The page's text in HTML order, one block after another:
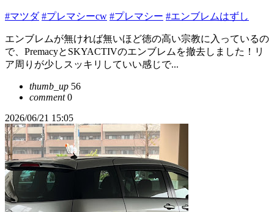
#マツダ #プレマシーcw #プレマシー #エンブレムはずし
エンブレムが無ければ無いほど徳の高い宗教に入っているの
で、PremacyとSKYACTIVのエンブレムを撤去しました！リ
ア周りが少しスッキリしていい感じで...
thumb_up 56
comment0
2026/06/21 15:05